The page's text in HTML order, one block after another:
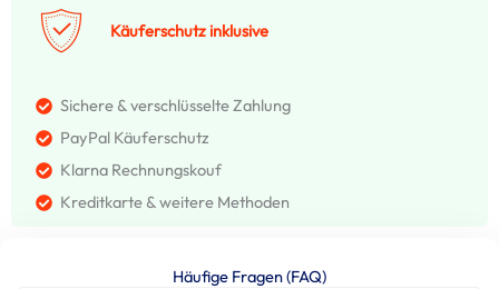
Käuferschutz inklusive
Sichere & verschlüsselte Zahlung
PayPal Käuferschutz
Klarna Rechnungskouf
Kreditkarte & weitere Methoden
Häufige Fragen (FAQ)